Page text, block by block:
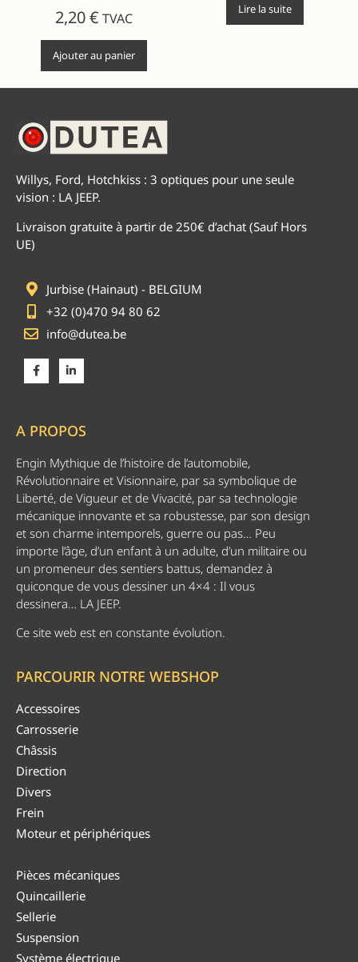
2,20€ TVAC
Ajouter au panier
Lire la suite
Willys, Ford, Hotchkiss : 3 optiques pour une seule
vision : LA JEEP.
Livraison gratuite à partir de 250€ d’achat (Sauf Hors
UE)
Jurbise (Hainaut) - BELGIUM
+32 (0)470 94 80 62
info@dutea.be
A PROPOS
Engin Mythique de l’histoire de l’automobile,
Révolutionnaire et Visionnaire, par sa symbolique de
Liberté, de Vigueur et de Vivacité, par sa technologie
mécanique innovante et sa robustesse, par son design
et son charme intemporels, guerre ou pas… Peu
importe l’âge, d’un enfant à un adulte, d’un militaire ou
un promeneur des sentiers battus, demandez à
quiconque de vous dessiner un 4×4 : Il vous
dessinera… LA JEEP.
Ce site web est en constante évolution.
PARCOURIR NOTRE WEBSHOP
Accessoires
Carrosserie
Châssis
Direction
Divers
Frein
Moteur et périphériques
Pièces mécaniques
Quincaillerie
Sellerie
Suspension
Système électrique